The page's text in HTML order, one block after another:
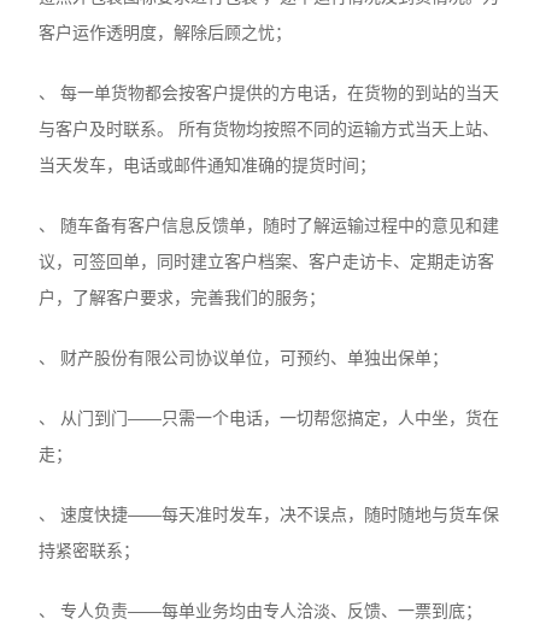
客户运作透明度，解除后顾之忧；
、 每一单货物都会按客户提供的方电话，在货物的到站的当天
与客户及时联系。 所有货物均按照不同的运输方式当天上站、
当天发车，电话或邮件通知准确的提货时间；
、 随车备有客户信息反馈单，随时了解运输过程中的意见和建
议，可签回单，同时建立客户档案、客户走访卡、定期走访客
户，了解客户要求，完善我们的服务；
、 财产股份有限公司协议单位，可预约、单独出保单；
、 从门到门——只需一个电话，一切帮您搞定，人中坐，货在
走；
、 速度快捷——每天准时发车，决不误点，随时随地与货车保
持紧密联系；
、 专人负责——每单业务均由专人洽淡、反馈、一票到底；